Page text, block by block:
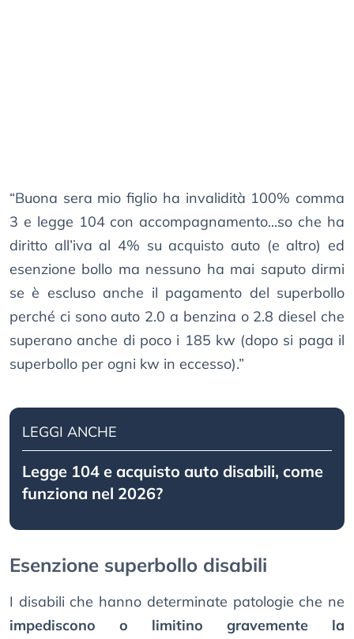
“Buona sera mio figlio ha invalidità 100% comma
3 e legge 104 con accompagnamento...so che ha
diritto all’iva al 4% su acquisto auto (e altro) ed
esenzione bollo ma nessuno ha mai saputo dirmi
se è escluso anche il pagamento del superbollo
perché ci sono auto 2.0 a benzina o 2.8 diesel che
superano anche di poco i 185 kw (dopo si paga il
superbollo per ogni kw in eccesso).”
LEGGI ANCHE
Legge 104 e acquisto auto disabili, come
funziona nel 2026?
Esenzione superbollo disabili
I disabili che hanno determinate patologie che ne
impediscono o limitino gravemente la